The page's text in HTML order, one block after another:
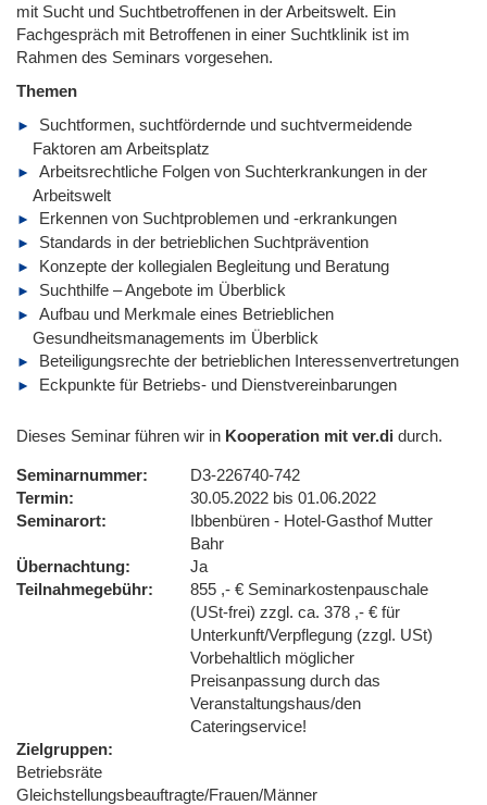
mit Sucht und Suchtbetroffenen in der Arbeitswelt. Ein
Fachgespräch mit Betroffenen in einer Suchtklinik ist im
Rahmen des Seminars vorgesehen.
Themen
Suchtformen, suchtfördernde und suchtvermeidende
Faktoren am Arbeitsplatz
Arbeitsrechtliche Folgen von Suchterkrankungen in der
Arbeitswelt
Erkennen von Suchtproblemen und -erkrankungen
Standards in der betrieblichen Suchtprävention
Konzepte der kollegialen Begleitung und Beratung
Suchthilfe – Angebote im Überblick
Aufbau und Merkmale eines Betrieblichen
Gesundheitsmanagements im Überblick
Beteiligungsrechte der betrieblichen Interessenvertretungen
Eckpunkte für Betriebs- und Dienstvereinbarungen
Dieses Seminar führen wir in Kooperation mit ver.di durch.
Seminarnummer
D3-226740-742
Termin
30.05.2022 bis 01.06.2022
Seminarort
Ibbenbüren - Hotel-Gasthof Mutter
Bahr
Übernachtung
Ja
Teilnahmegebühr
855 ,- € Seminarkostenpauschale
(USt-frei) zzgl. ca. 378 ,- € für
Unterkunft/Verpflegung (zzgl. USt)
Vorbehaltlich möglicher
Preisanpassung durch das
Veranstaltungshaus/den
Cateringservice!
Zielgruppen
Betriebsräte
Gleichstellungsbeauftragte/Frauen/Männer